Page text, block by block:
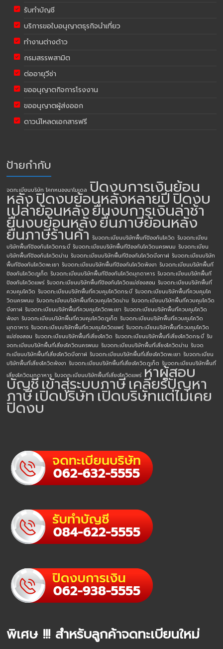
รับทำบัญชี
บริการขอใบอนุญาตธุรกิจนำเที่ยว
ทำงานต่างด้าว
กรมสรรพสามิต
ต่ออายุวีซ่า
ขออนุญาตกิจการโรงงาน
ขออนุญาตผู้ส่งออก
ดาวน์โหลดเอกสารฟรี
ป้ายกำกับ
จดทะเบียนบริษัท โคกหนองนาโมเดล ปิดงบการเงินย้อน
หลังปิดงบย้อนหลังหลายปีปิดงบ
เปล่าย้อนหลังยื่นงบการเงินล่าช้า
ยื่นงบย้อนหลังยื่นภาษีย้อนหลัง
ยื่นภาษีร้านค้า รับจดทะเบียนบริษัทพื้นทีป้องกันโควิด รับจดทะเบียน
บริษัทพื้นทีป้องกันโควิดกระบี่ รับจดทะเบียนบริษัทพื้นทีป้องกันโควิดนครพนม รับจดทะเบียน
บริษัทพื้นทีป้องกันโควิดน่าน รับจดทะเบียนบริษัทพื้นทีป้องกันโควิดบึงกาฬ รับจดทะเบียนบริษัท
พื้นทีป้องกันโควิดพะเยา รับจดทะเบียนบริษัทพื้นทีป้องกันโควิดพังงา รับจดทะเบียนบริษัทพื้นที
ป้องกันโควิดภูเก็ต รับจดทะเบียนบริษัทพื้นทีป้องกันโควิดมุกดาหาร รับจดทะเบียนบริษัทพื้นที
ป้องกันโควิดแพร่ รับจดทะเบียนบริษัทพื้นทีป้องกันโควิดแม่ฮ่องสอน รับจดทะเบียนบริษัทพื้นที่
ควบคุมโควิด รับจดทะเบียนบริษัทพื้นที่ควบคุมโควิดกระบี่ รับจดทะเบียนบริษัทพื้นที่ควบคุมโค
วิดนครพนม รับจดทะเบียนบริษัทพื้นที่ควบคุมโควิดน่าน รับจดทะเบียนบริษัทพื้นที่ควบคุมโควิด
บึงกาฬ รับจดทะเบียนบริษัทพื้นที่ควบคุมโควิดพะเยา รับจดทะเบียนบริษัทพื้นที่ควบคุมโควิด
พังงา รับจดทะเบียนบริษัทพื้นที่ควบคุมโควิดภูเก็ต รับจดทะเบียนบริษัทพื้นที่ควบคุมโควิด
มุกดาหาร รับจดทะเบียนบริษัทพื้นที่ควบคุมโควิดแพร่ รับจดทะเบียนบริษัทพื้นที่ควบคุมโควิด
แม่ฮ่องสอน รับจดทะเบียนบริษัทพื้นที่เสี่ยงโควิด รับจดทะเบียนบริษัทพื้นที่เสี่ยงโควิดกระบี่ รับ
จดทะเบียนบริษัทพื้นที่เสี่ยงโควิดนครพนม รับจดทะเบียนบริษัทพื้นที่เสี่ยงโควิดน่าน รับจด
ทะเบียนบริษัทพื้นที่เสี่ยงโควิดบึงกาฬ รับจดทะเบียนบริษัทพื้นที่เสี่ยงโควิดพะเยา รับจดทะเบียน
บริษัทพื้นที่เสี่ยงโควิดพังงา รับจดทะเบียนบริษัทพื้นที่เสี่ยงโควิดภูเก็ต รับจดทะเบียนบริษัทพื้นที่
เสี่ยงโควิดมุกดาหาร รับจดทะเบียนบริษัทพื้นที่เสี่ยงโควิดแพร่ หาผู้สอบ
บัญชีเข้าสู่ระบบภาษีเคลียร์ปัญหา
ภาษีเปิดบริษัทเปิดบริษัทแต่ไม่เคย
ปิดงบ
พิเศษ !!! สำหรับลูกค้าจดทะเบียนใหม่